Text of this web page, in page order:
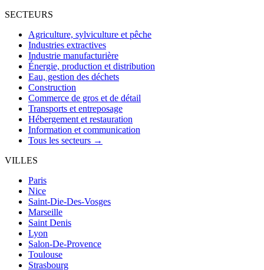
SECTEURS
Agriculture, sylviculture et pêche
Industries extractives
Industrie manufacturière
Énergie, production et distribution
Eau, gestion des déchets
Construction
Commerce de gros et de détail
Transports et entreposage
Hébergement et restauration
Information et communication
Tous les secteurs →
VILLES
Paris
Nice
Saint-Die-Des-Vosges
Marseille
Saint Denis
Lyon
Salon-De-Provence
Toulouse
Strasbourg